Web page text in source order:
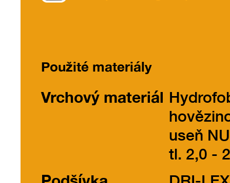
Použité materiály
Vrchový materiál
useň
tl. 2,0 -